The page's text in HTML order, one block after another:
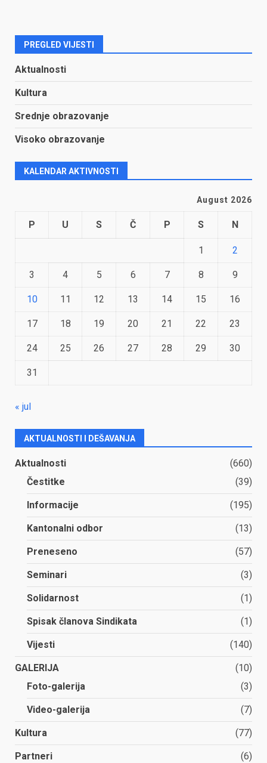
PREGLED VIJESTI
Aktualnosti
Kultura
Srednje obrazovanje
Visoko obrazovanje
KALENDAR AKTIVNOSTI
August 2026
P U S Č P S N
1 2
3 4 5 6 7 8 9
10 11 12 13 14 15 16
17 18 19 20 21 22 23
24 25 26 27 28 29 30
31
« jul
AKTUALNOSTI I DEŠAVANJA
Aktualnosti
(660)
Čestitke
(39)
Informacije (195)
Kantonalni odbor (13)
Preneseno (57)
Seminari (3)
Solidarnost (1)
Spisak članova Sindikata (1)
Vijesti (140)
GALERIJA
(10)
Foto-galerija
(3)
Video-galerija (7)
Kultura (77)
Partneri (6)